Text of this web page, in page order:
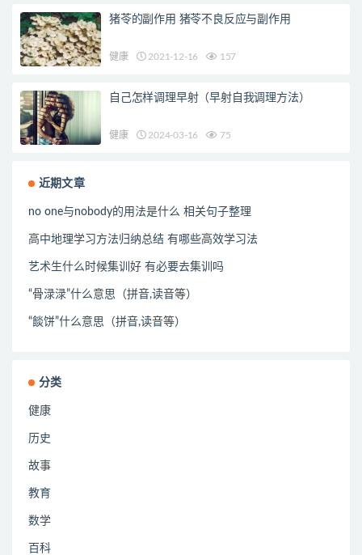
猪苓的副作用 猪苓不良反应与副作用
健康 2021-12-16 157
自己怎样调理早射（早射自我调理方法）
健康 2024-03-16 75
近期文章
no one与nobody的用法是什么 相关句子整理
高中地理学习方法归纳总结 有哪些高效学习法
艺术生什么时候集训好 有必要去集训吗
“骨渌渌”什么意思（拼音,读音等）
“餤饼”什么意思（拼音,读音等）
分类
健康
历史
故事
教育
数学
百科